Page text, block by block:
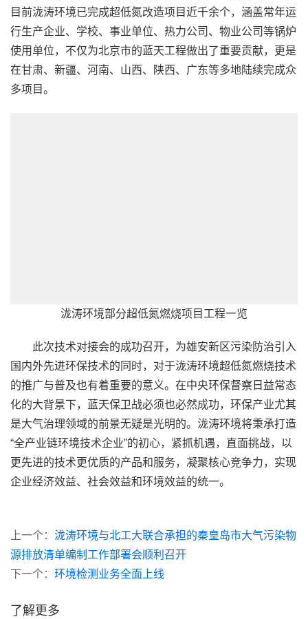
目前泷涛环境已完成超低氮改造项目近千余个，涵盖常年运
行生产企业、学校、事业单位、热力公司、物业公司等锅炉
使用单位，不仅为北京市的蓝天工程做出了重要贡献，更是
在甘肃、新疆、河南、山西、陕西、广东等多地陆续完成众
多项目。
泷涛环境部分超低氮燃烧项目工程一览
此次技术对接会的成功召开，为雄安新区污染防治引入
国内外先进环保技术的同时，对于泷涛环境超低氮燃烧技术
的推广与普及也有着重要的意义。在中央环保督察日益常态
化的大背景下，蓝天保卫战必须也必然成功，环保产业尤其
是大气治理领域的前景无疑是光明的。泷涛环境将秉承打造
“全产业链环境技术企业”的初心，紧抓机遇，直面挑战，以
更先进的技术更优质的产品和服务，凝聚核心竞争力，实现
企业经济效益、社会效益和环境效益的统一。
上一个： 泷涛环境与北工大联合承担的秦皇岛市大气污染物
源排放清单编制工作部署会顺利召开
下一个： 环境检测业务全面上线
了解更多